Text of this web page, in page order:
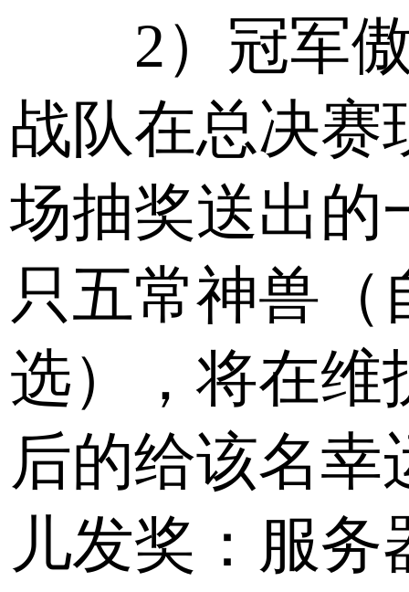
2）冠军
战队在总决赛
场抽奖送出的
只五常神兽（
选），将在维
后的给该名幸
儿发奖：服务